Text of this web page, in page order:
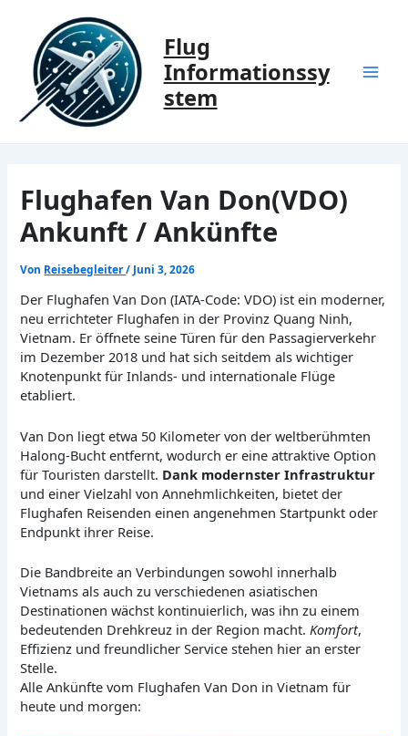
springen
Flug
Informationssy
stem
Flughafen Van Don(VDO)
Ankunft / Ankünfte
Von Reisebegleiter/ Juni 3, 2026
Der Flughafen Van Don (IATA-Code: VDO) ist ein moderner,
neu errichteter Flughafen in der Provinz Quang Ninh,
Vietnam. Er öffnete seine Türen für den Passagierverkehr
im Dezember 2018 und hat sich seitdem als wichtiger
Knotenpunkt für Inlands- und internationale Flüge
etabliert.
Van Don liegt etwa 50 Kilometer von der weltberühmten
Halong-Bucht entfernt, wodurch er eine attraktive Option
für Touristen darstellt. Dank modernster Infrastruktur
und einer Vielzahl von Annehmlichkeiten, bietet der
Flughafen Reisenden einen angenehmen Startpunkt oder
Endpunkt ihrer Reise.
Die Bandbreite an Verbindungen sowohl innerhalb
Vietnams als auch zu verschiedenen asiatischen
Destinationen wächst kontinuierlich, was ihn zu einem
bedeutenden Drehkreuz in der Region macht.Komfort,
Effizienz und freundlicher Service stehen hier an erster
Stelle.
Alle Ankünfte vom Flughafen Van Don in Vietnam für
heute und morgen: